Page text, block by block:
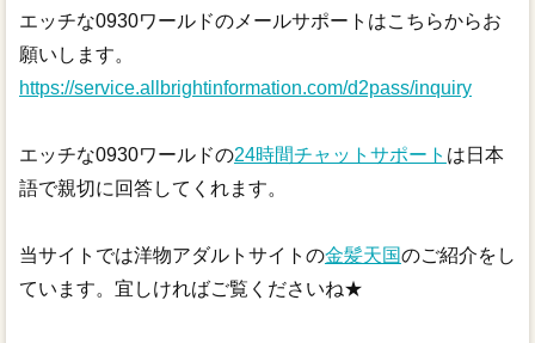
エッチな0930ワールドのメールサポートはこちらからお
願いします。
https://service.allbrightinformation.com/d2pass/inquiry
エッチな0930ワールドの24時間チャットサポート は日本
語で親切に回答してくれます。
当サイトでは洋物アダルトサイトの金髪天国のご紹介をし
ています。宜しければご覧くださいね★